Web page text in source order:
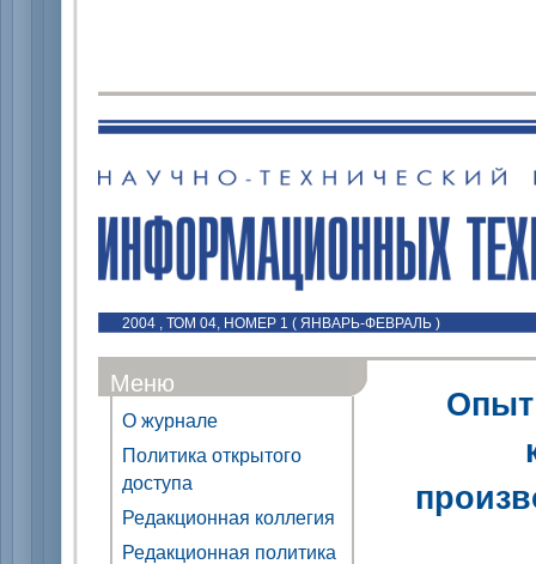
2004 , ТОМ 04, НОМЕР 1 ( ЯНВАРЬ-ФЕВРАЛЬ )
Меню
О журнале
Политика открытого
доступа
Редакционная коллегия
Редакционная политика